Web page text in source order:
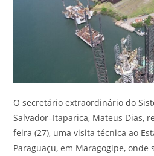
O secretário extraordinário do
Salvador–Itaparica, Mateus Dias,
feira (27), uma visita técnica ao
Paraguaçu, em Maragogipe,